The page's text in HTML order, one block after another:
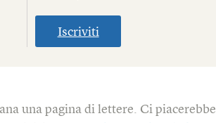
Iscriviti
una pagina di lettere. Ci piacerebbe